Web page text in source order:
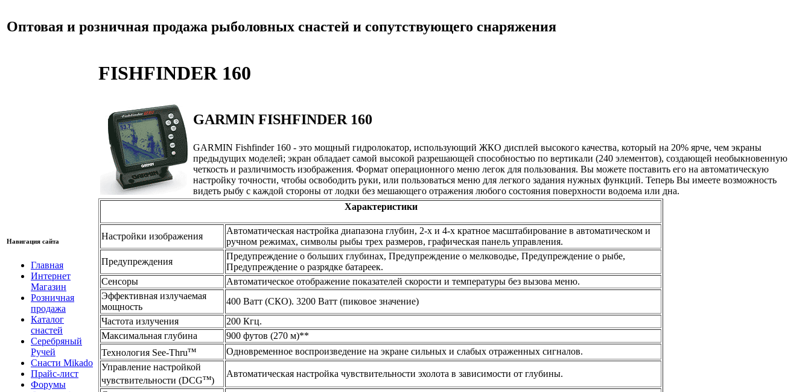
Оптовая и розничная продажа рыболовных снастей и сопутствующего снаряжения
Навигация сайта
Главная
Интернет
Магазин
Розничная
продажа
Каталог
снастей
Серебряный
Ручей
Снасти Mikado
Прайс-лист
Форумы
FISHFINDER 160
GARMIN FISHFINDER 160
GARMIN Fishfinder 160 - это мощный гидролокатор, использующий ЖКО дисплей высокого качества, который на 20% ярче, чем экраны
предыдущих моделей; экран обладает самой высокой разрешающей способностью по вертикали (240 элементов), создающей необыкновенную
четкость и различимость изображения. Формат операционного меню легок для пользования. Вы можете поставить его на автоматическую
настройку точности, чтобы освободить руки, или пользоваться меню для легкого задания нужных функций. Теперь Вы имеете возможность
видеть рыбу с каждой стороны от лодки без мешающего отражения любого состояния поверхности водоема или дна.
Характеристики
Настройки изображения
Автоматическая настройка диапазона глубин, 2-х и 4-х кратное масштабирование в автоматическом и
ручном режимах, символы рыбы трех размеров, графическая панель управления.
Предупреждения
Предупреждение о больших глубинах, Предупреждение о мелководье, Предупреждение о рыбе,
Предупреждение о разрядке батареек.
Сенсоры
Автоматическое отображение показателей скорости и температуры без вызова меню.
Эффективная излучаемая
мощность
400 Ватт (СКО). 3200 Ватт (пиковое значение)
Частота излучения
200 Кгц.
Максимальная глубина
900 футов (270 м)**
Технология See-Thruтм
Одновременное воспроизведение на экране сильных и слабых отраженных сигналов.
Управление настройкой
чувствительности (DCGтм)
Автоматическая настройка чувствительности эхолота в зависимости от глубины.